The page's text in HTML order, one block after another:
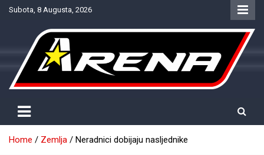
SkipSubota, 8 Augusta, 2026
NTV Arena
Home Zemlja Neradnici dobijaju nasljednike